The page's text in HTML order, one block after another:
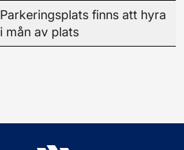
Parkeringsplats finns att hyra
i mån av plats